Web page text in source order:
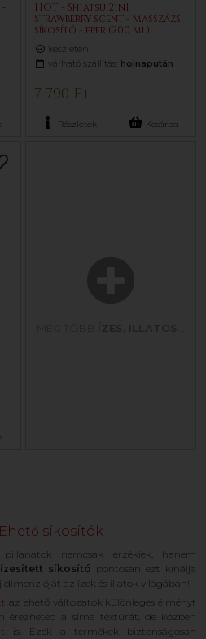
-
HOT - Shiatsu 2in1
Strawberry scent - masszázs
síkosító - eper (200 ml)
készleten
várható szállítás: holnapután
7 790 Ft
Részletek Kosárba
síkosítók
nemcsak érzékiek, hanem
ízesített síkosító pontosan ezt kínálja
dimenzióját az ízek és illatok világában!
az ehető változatok különleges élményt
érezheted a sima textúrát, de közben
is. Ezek a termékek biztonságosan